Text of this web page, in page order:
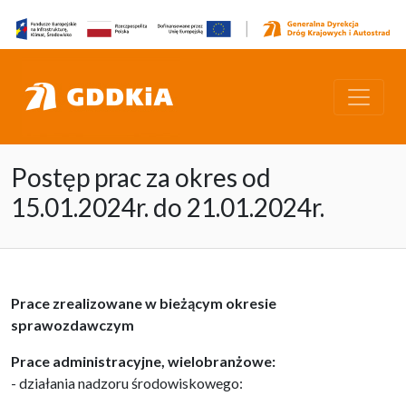
Postęp prac za okres od
15.01.2024r. do 21.01.2024r.
Prace zrealizowane w bieżącym okresie
sprawozdawczym
Prace administracyjne, wielobranżowe:
- działania nadzoru środowiskowego: